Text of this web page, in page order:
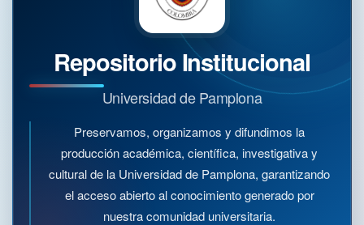
Repositorio Institucional
Universidad de Pamplona
Preservamos, organizamos y difundimos la
producción académica, científica, investigativa y
cultural de la Universidad de Pamplona, garantizando
el acceso abierto al conocimiento generado por
nuestra comunidad universitaria.